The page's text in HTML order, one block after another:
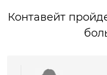
Контавейт